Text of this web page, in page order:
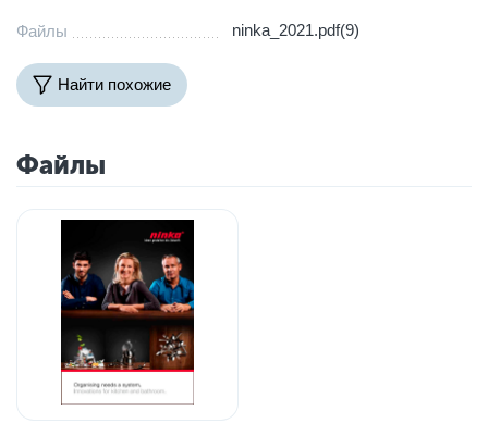
Файлы ninka_2021.pdf(9)
Найти похожие
Файлы